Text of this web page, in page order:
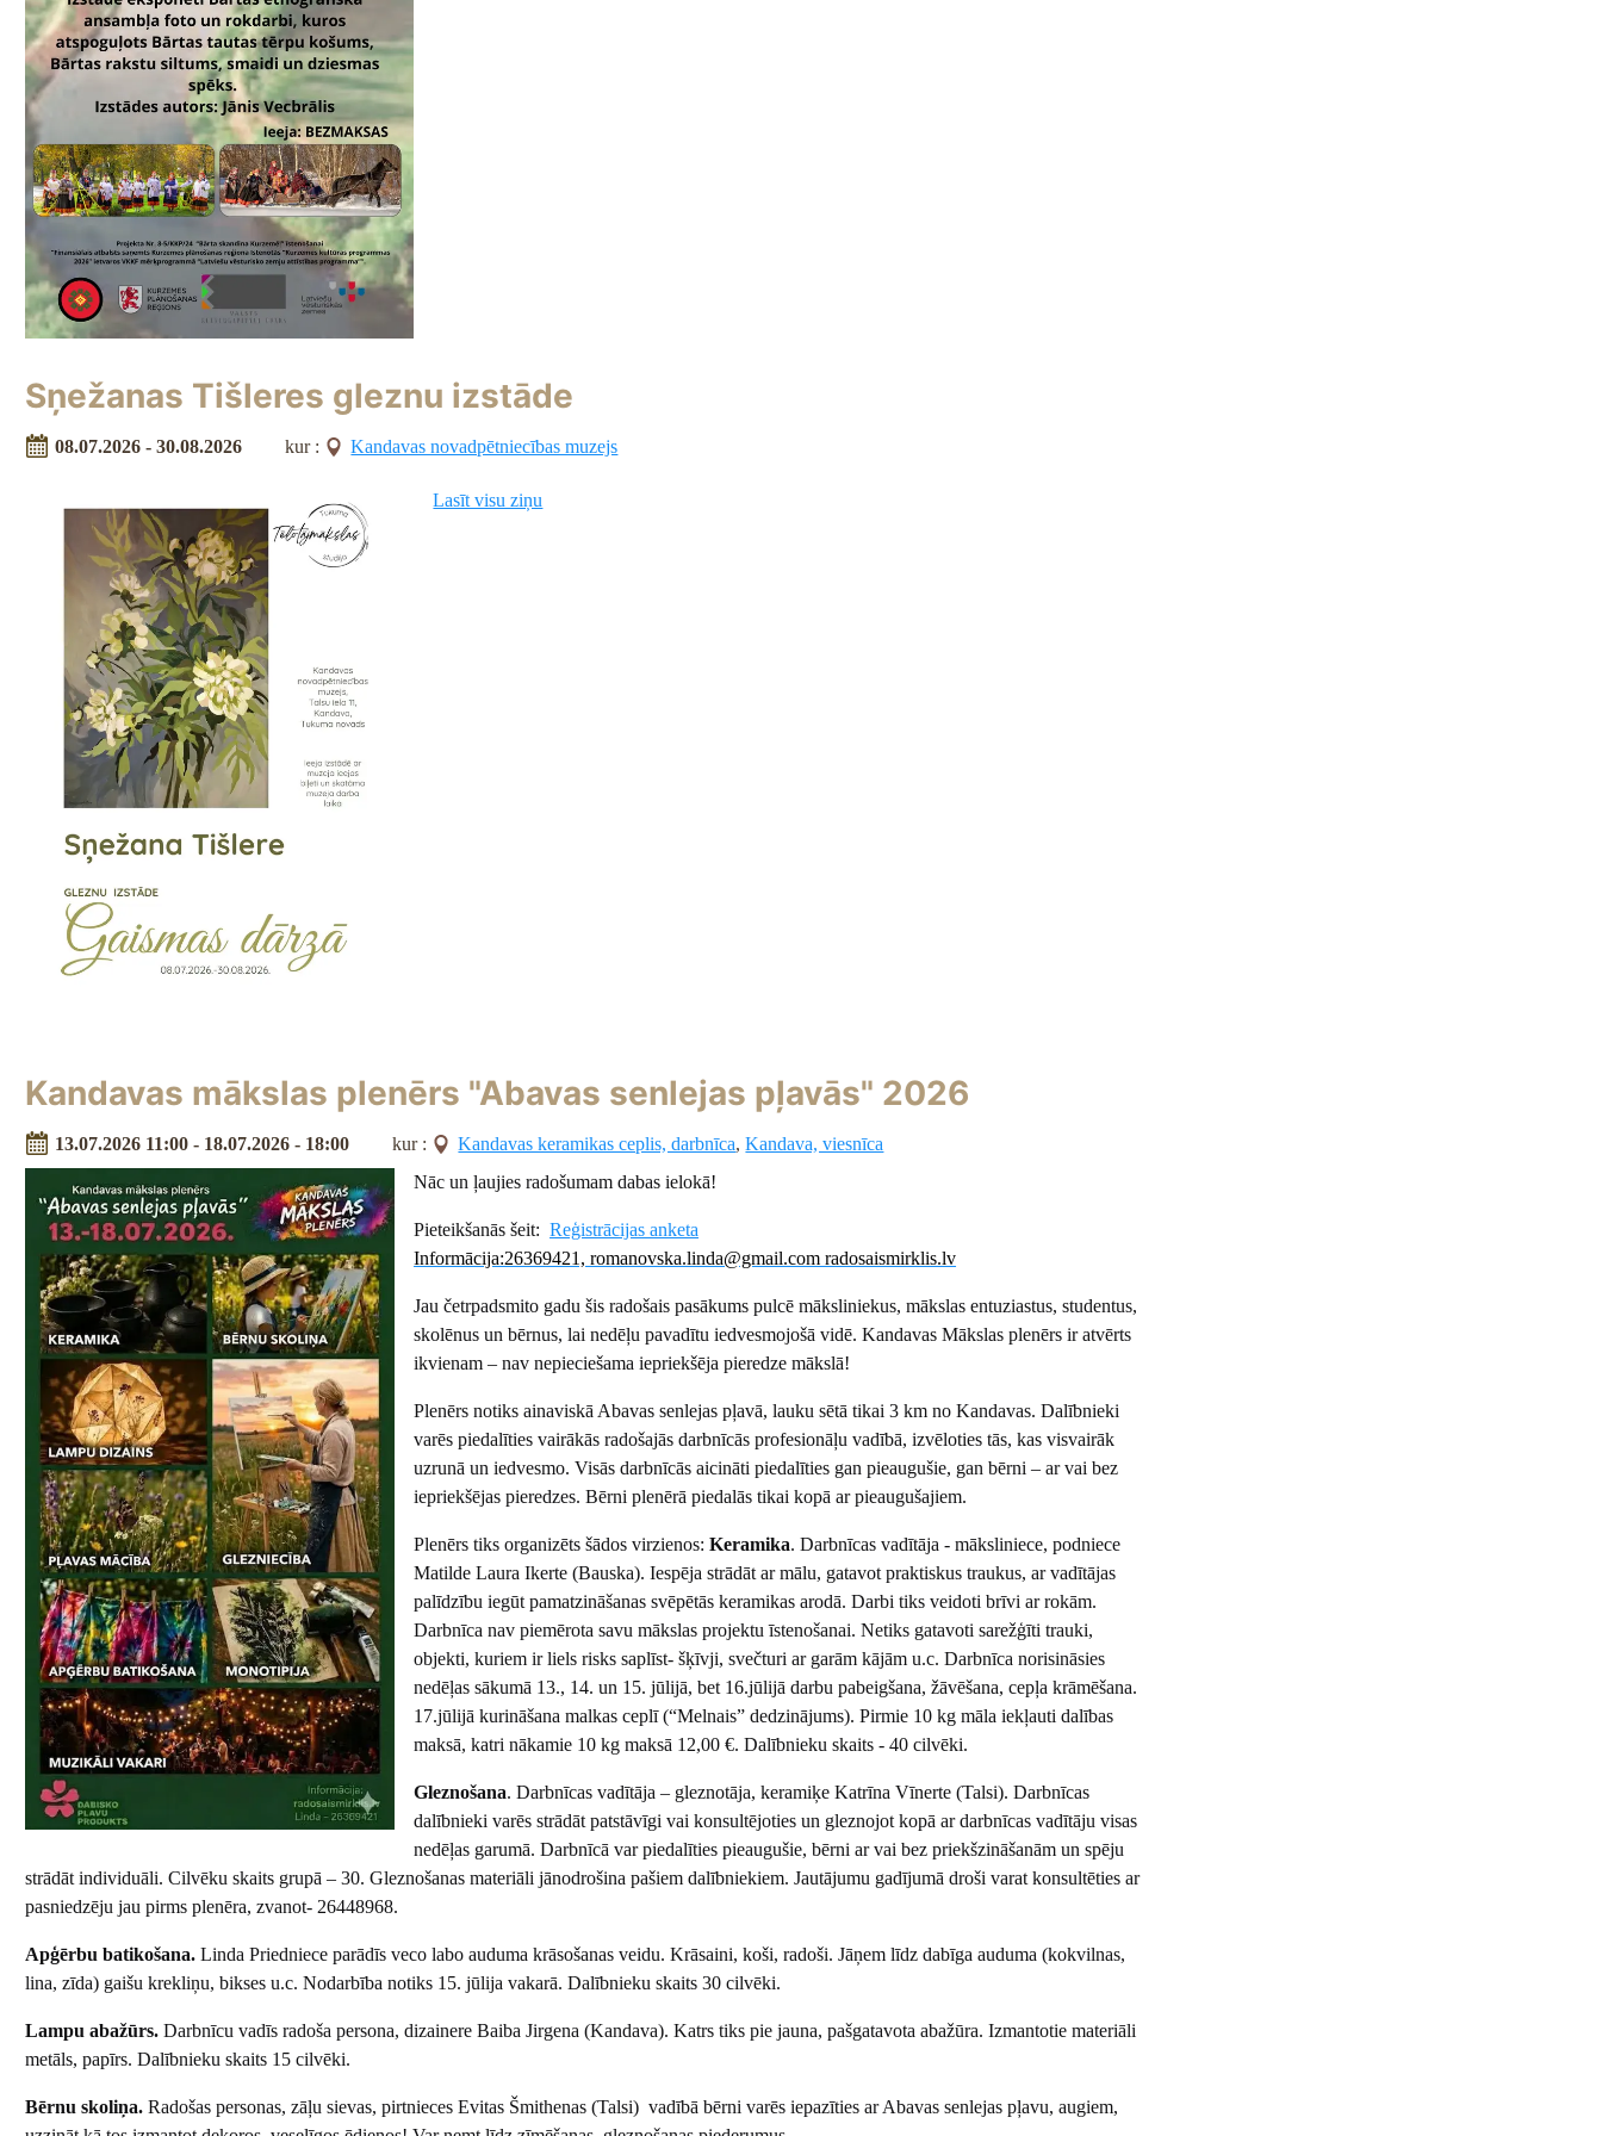
Sņežanas Tišleres gleznu izstāde
08.07.2026 - 30.08.2026 kur : Kandavas novadpētniecības muzejs
Lasīt visu ziņu
Kandavas mākslas plenērs "Abavas senlejas pļavās" 2026
13.07.2026 11:00 - 18.07.2026 - 18:00 kur : Kandavas keramikas ceplis, darbnīca,Kandava, viesnīca
Nāc un ļaujies radošumam dabas ielokā!
Pieteikšanās šeit:Reģistrācijas anketa
Informācija:26369421, romanovska.linda@gmail.com radosaismirklis.lv
Jau četrpadsmito gadu šis radošais pasākums pulcē māksliniekus, mākslas entuziastus, studentus,
skolēnus un bērnus, lai nedēļu pavadītu iedvesmojošā vidē. Kandavas Mākslas plenērs ir atvērts
ikvienam – nav nepieciešama iepriekšēja pieredze mākslā!
Plenērs notiks ainaviskā Abavas senlejas pļavā, lauku sētā tikai 3 km no Kandavas. Dalībnieki
varēs piedalīties vairākās radošajās darbnīcās profesionāļu vadībā, izvēloties tās, kas visvairāk
uzrunā un iedvesmo. Visās darbnīcās aicināti piedalīties gan pieaugušie, gan bērni – ar vai bez
iepriekšējas pieredzes. Bērni plenērā piedalās tikai kopā ar pieaugušajiem.
Plenērs tiks organizēts šādos virzienos:Keramika. Darbnīcas vadītāja - māksliniece, podniece
Matilde Laura Ikerte (Bauska). Iespēja strādāt ar mālu, gatavot praktiskus traukus, ar vadītājas
palīdzību iegūt pamatzināšanas svēpētās keramikas arodā. Darbi tiks veidoti brīvi ar rokām.
Darbnīca nav piemērota savu mākslas projektu īstenošanai. Netiks gatavoti sarežģīti trauki,
objekti, kuriem ir liels risks saplīst- šķīvji, svečturi ar garām kājām u.c. Darbnīca norisināsies
nedēļas sākumā 13., 14. un 15. jūlijā, bet 16.jūlijā darbu pabeigšana, žāvēšana, cepļa krāmēšana.
17.jūlijā kurināšana malkas ceplī (“Melnais” dedzinājums). Pirmie 10 kg māla iekļauti dalības
maksā, katri nākamie 10 kg maksā 12,00 €. Dalībnieku skaits - 40 cilvēki.
Gleznošana. Darbnīcas vadītāja – gleznotāja, keramiķe Katrīna Vīnerte (Talsi). Darbnīcas
dalībnieki varēs strādāt patstāvīgi vai konsultējoties un gleznojot kopā ar darbnīcas vadītāju visas
nedēļas garumā. Darbnīcā var piedalīties pieaugušie, bērni ar vai bez priekšzināšanām un spēju
strādāt individuāli. Cilvēku skaits grupā – 30. Gleznošanas materiāli jānodrošina pašiem dalībniekiem. Jautājumu gadījumā droši varat konsultēties ar
pasniedzēju jau pirms plenēra, zvanot- 26448968.
Apģērbu batikošana. Linda Priedniece parādīs veco labo auduma krāsošanas veidu. Krāsaini, koši, radoši. Jāņem līdz dabīga auduma (kokvilnas,
lina, zīda) gaišu krekliņu, bikses u.c. Nodarbība notiks 15. jūlija vakarā. Dalībnieku skaits 30 cilvēki.
Lampu abažūrs.Darbnīcu vadīs radoša persona, dizainere Baiba Jirgena (Kandava). Katrs tiks pie jauna, pašgatavota abažūra. Izmantotie materiāli
metāls, papīrs. Dalībnieku skaits 15 cilvēki.
Bērnu skoliņa.Radošas personas, zāļu sievas, pirtnieces Evitas Šmithenas (Talsi) vadībā bērni varēs iepazīties ar Abavas senlejas pļavu, augiem,